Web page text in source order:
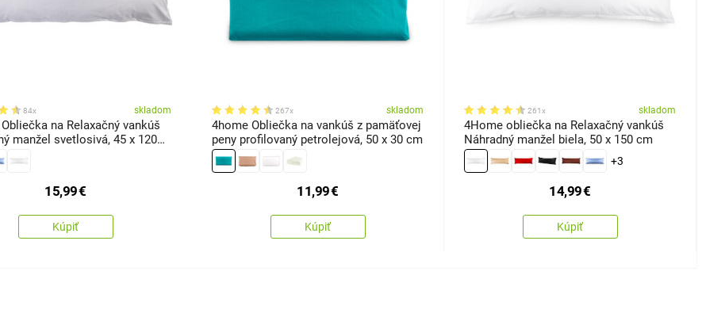
84x skladom
na Relaxačný vankúš
manžel svetlosivá, 45 x 120
15,99€
Kúpiť
267x skladom
4home Obliečka na vankúš z pamäťovej
peny profilovaný petrolejová, 50 x 30 cm
11,99€
Kúpiť
261x skladom
4Home obliečka na Relaxačný vankúš
Náhradný manžel biela, 50 x 150 cm
+3
14,99€
Kúpiť